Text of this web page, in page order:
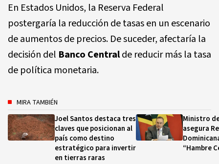
En Estados Unidos, la Reserva Federal
postergaría la reducción de tasas en un escenario
de aumentos de precios. De suceder, afectaría la
decisión del Banco Centralde reducir más la tasa
de política monetaria.
MIRA TAMBIÉN
Joel Santos destaca tres
claves que posicionan al
país como destino
estratégico para invertir
en tierras raras
Ministro
asegura
“Hambre